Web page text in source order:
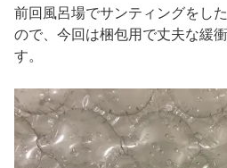
前回風呂場でサンティングをし
ので、今回は梱包用で丈夫な緩
す。